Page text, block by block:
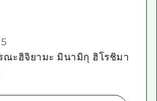
ณะฮิจิยามะ มินามิกุ ฮิโรชิมา